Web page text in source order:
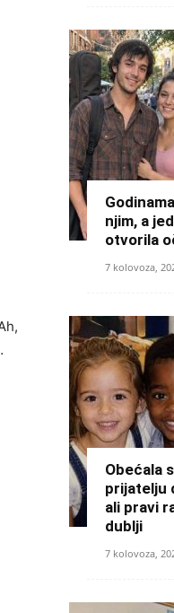
njim, a
otvorila
7 kolovoza,
Obećala
prijatelju
ali pravi
dublji
7 kolovoza,